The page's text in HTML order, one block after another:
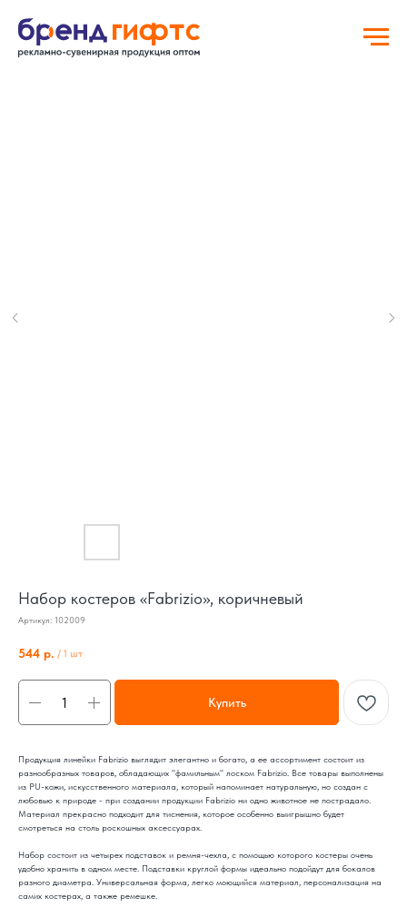
Набор костеров «Fabrizio», коричневый
Артикул: 102009
544 р. / 1 шт
Купить
Продукция линейки Fabrizio выглядит элегантно и богато, а ее ассортимент состоит из
разнообразных товаров, обладающих "фамильным" лоском Fabrizio. Все товары выполнены
из PU-кожи, искусственного материала, который напоминает натуральную, но создан с
любовью к природе - при создании продукции Fabrizio ни одно животное не пострадало.
Материал прекрасно подходит для тиснения, которое особенно выигрышно будет
смотреться на столь роскошных аксессуарах.
Набор состоит из четырех подставок и ремня-чехла, с помощью которого костеры очень
удобно хранить в одном месте. Подставки круглой формы идеально подойдут для бокалов
разного диаметра. Универсальная форма, легко моющийся материал, персонализация на
самих костерах, а также ремешке.